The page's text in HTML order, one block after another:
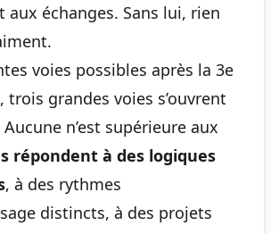
aux échanges. Sans lui, rien
voies possibles après la 3e
trois grandes voies s’ouvrent
n’est supérieure aux
répondent à des logiques
, à des rythmes
distincts, à des projets